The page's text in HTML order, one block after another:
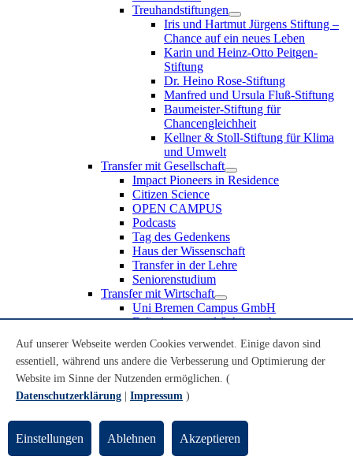
Treuhandstiftungen
Iris und Hartmut Jürgens Stiftung –
Chance auf ein neues Leben
Karin und Heinz-Otto Peitgen-
Stiftung
Dr. Heino Rose-Stiftung
Manfred und Ursula Fluß-Stiftung
Baumeister-Stiftung für
Chancengleichheit
Kellner & Stoll-Stiftung für Klima
und Umwelt
Transfer mit Gesellschaft
Impact Pioneers in Residence
Citizen Science
OPEN CAMPUS
Podcasts
Tag des Gedenkens
Haus der Wissenschaft
Transfer in der Lehre
Seniorenstudium
Transfer mit Wirtschaft
Uni Bremen Campus GmbH
Erfindungen und Schutzrechte
Recruiting an der Universität Bremen
Weiterbildung an der Universität Bremen
Transfer mit Schule
Schülerinnen und Schüler
Schulklassen
Lehrkräfte
Gründungsunterstützung
Auf unserer Webseite werden Cookies verwendet. Einige davon sind
essentiell, während uns andere die Verbesserung und Optimierung der
Website im Sinne der Nutzenden ermöglichen. (
Datenschutzerklärung
Impressum )
Einstellungen Ablehnen Akzeptieren